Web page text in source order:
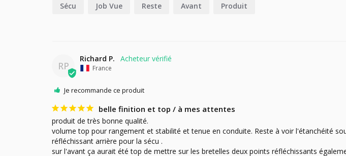
Sécu Job Vue Reste Avant Produit
RP
Richard P.
France
Je recommande ce produit
belle finition et top / à mes attentes
produit de très bonne qualité.
volume top pour rangement et stabilité et tenue en conduite. Reste à voir l'étanchéité
réfléchissant arrière pour la sécu .
sur l'avant ça aurait été top de mettre sur les bretelles deux points réfléchissants